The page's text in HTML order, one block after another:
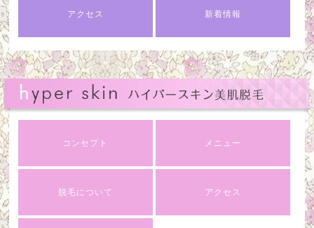
アクセス 新着情報
コンセプト メニュー
脱毛について アクセス